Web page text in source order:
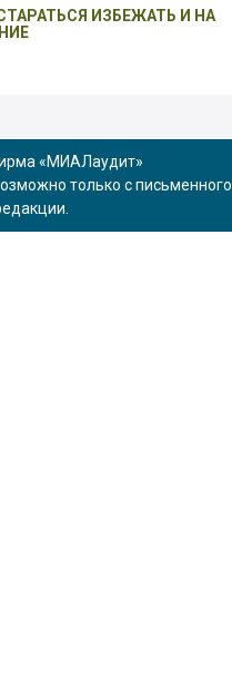
ИЗБЕЖАТЬ И НА
«МИАЛаудит»
только с письменного